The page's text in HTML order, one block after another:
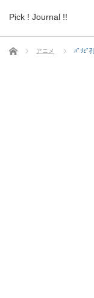
Pick ! Journal !!
ホーム アニメ ﾊﾟﾘﾋﾟ